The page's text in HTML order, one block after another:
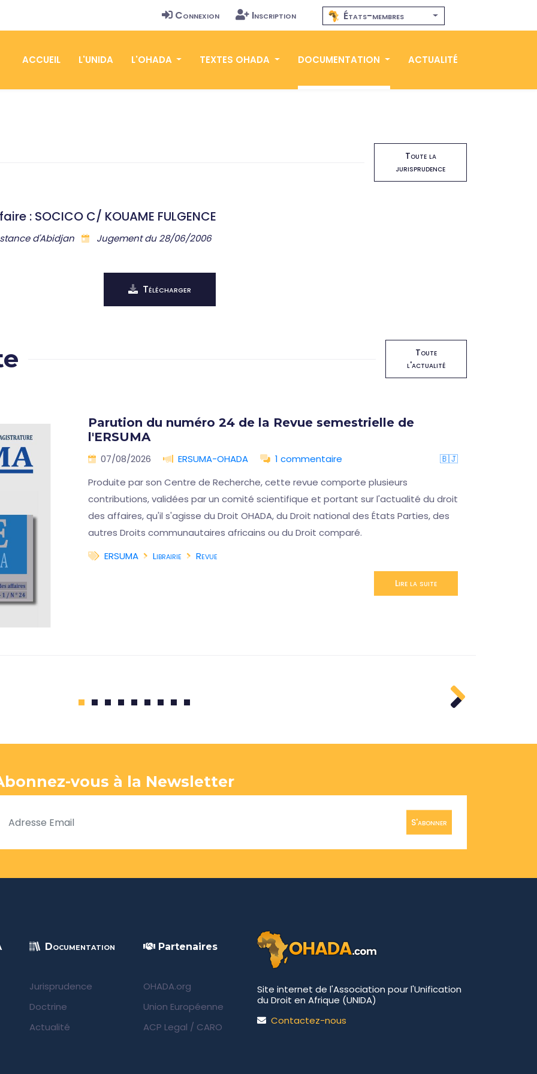
Connexion Inscription États-membres
ACCUEIL L'UNIDA L'OHADA TEXTES OHADA DOCUMENTATION ACTUALITÉ
Toute la
jurisprudence
: SOCICO C/ KOUAME FULGENCE
d'Abidjan Jugement du 28/06/2006
Télécharger
Toute
l'actualité
Parution du numéro 24 de la Revue semestrielle de
l'ERSUMA
07/08/2026 ERSUMA-OHADA 1 commentaire
🇧🇯
Produite par son Centre de Recherche, cette revue comporte plusieurs
contributions, validées par un comité scientifique et portant sur l'actualité du droit
des affaires, qu'il s'agisse du Droit OHADA, du Droit national des États Parties, des
autres Droits communautaires africains ou du Droit comparé.
ERSUMA
Librairie Revue
Lire la suite
1 2 3 4 5 6 7 8 9
vous à la Newsletter
S'abonner
Documentation
Jurisprudence
Doctrine
Actualité
Partenaires
OHADA.org
Union Européenne
ACP Legal / CARO
Site internet de l'Association pour l'Unification
du Droit en Afrique (UNIDA)
Contactez-nous